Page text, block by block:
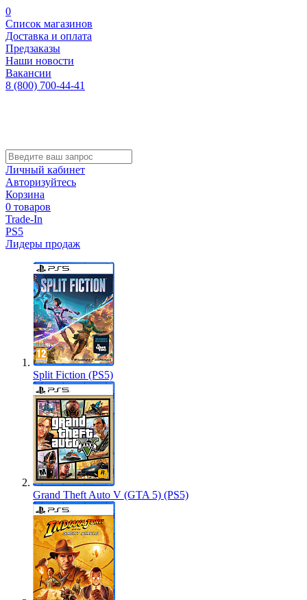
0
Список магазинов
Доставка и оплата
Предзаказы
Наши новости
Вакансии
8 (800) 700-44-41
Личный кабинет
Авторизуйтесь
Корзина
0 товаров
Trade-In
PS5
Лидеры продаж
Split Fiction (PS5)
Grand Theft Auto V (GTA 5) (PS5)